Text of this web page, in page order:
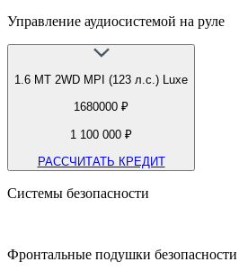
Управление аудиосистемой на руле
1.6 МТ 2WD MPI (123 л.с.) Luxe
1680000 ₽
1 100 000 ₽
РАССЧИТАТЬ КРЕДИТ
Системы безопасности
Фронтальные подушки безопасности